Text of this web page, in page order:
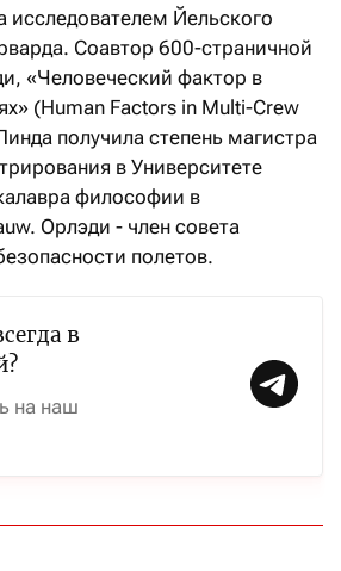
исследователем Йельского
Соавтор 600-страничной
«Человеческий фактор в
(Human Factors in Multi-Crew
получила степень магистра
в Университете
философии в
Орлэди - член совета
полетов.
в
на наш